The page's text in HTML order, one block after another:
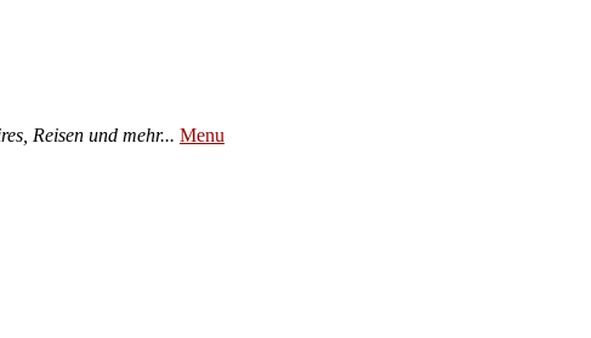
Reisen und mehr... Menu